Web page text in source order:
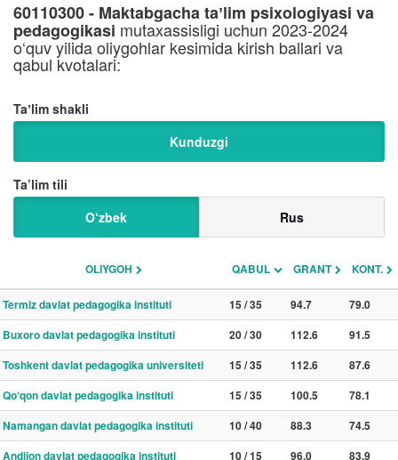
60110300 - Maktabgacha taʼlim psixologiyasi va
pedagogikasi mutaxassisligi uchun 2023-2024
o‘quv yilida oliygohlar kesimida kirish ballari va
qabul kvotalari:
Taʼlim shakli
Kunduzgi
Ta’lim tili
O‘zbek
Rus
OLIYGOH QABUL GRANT KONT.
Termiz davlat pedagogika instituti 15 / 35 94.7
79.0
Buxoro davlat pedagogika instituti
20 / 30 112.6
91.5
Toshkent davlat pedagogika universiteti
15 / 35 112.6
87.6
Qo‘qon davlat pedagogika instituti
15 / 35 100.5
78.1
Namangan davlat pedagogika instituti
10 / 40 88.3
74.5
Andijon davlat pedagogika instituti
10 / 15 96.0 83.9